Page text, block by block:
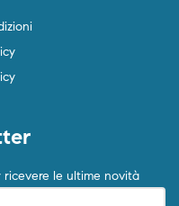
le ultime novità